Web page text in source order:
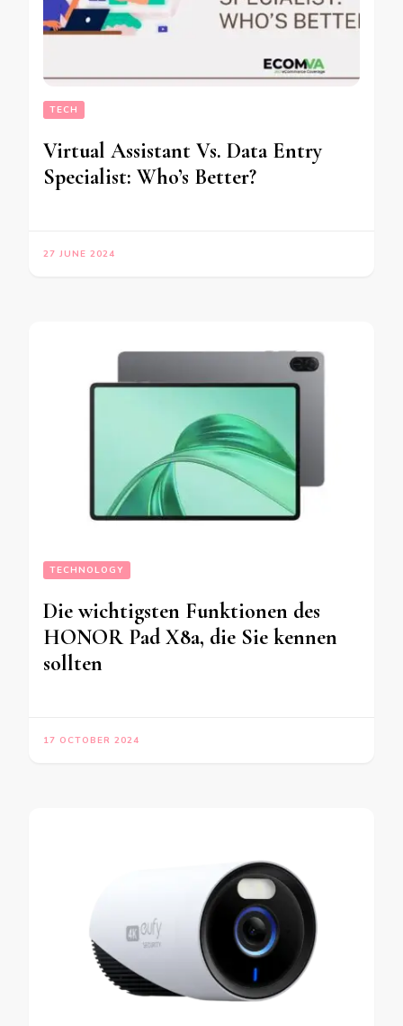
TECH
Virtual Assistant Vs. Data Entry
Specialist: Who’s Better?
27 JUNE 2024
TECHNOLOGY
Die wichtigsten Funktionen des
HONOR Pad X8a, die Sie kennen
sollten
17 OCTOBER 2024